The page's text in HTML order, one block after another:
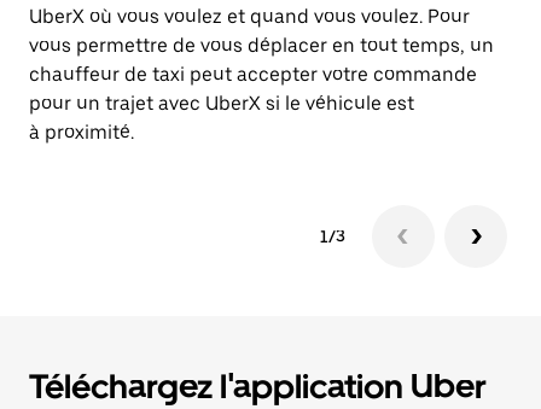
UberX où vous voulez et quand vous voulez. Pour
vous permettre de vous déplacer en tout temps, un
chauffeur de taxi peut accepter votre commande
pour un trajet avec UberX si le véhicule est
à proximité.
1/3
Téléchargez l'application Uber